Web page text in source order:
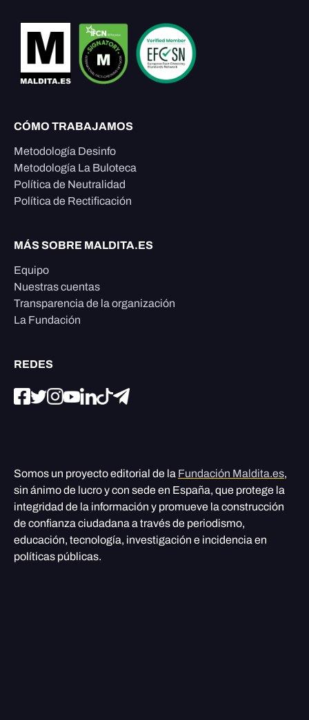
CÓMO TRABAJAMOS
Metodología Desinfo
Metodología La Buloteca
Política de Neutralidad
Política de Rectificación
MÁS SOBRE MALDITA.ES
Equipo
Nuestras cuentas
Transparencia de la organización
La Fundación
REDES
Somos un proyecto editorial de la Fundación Maldita.es,
sin ánimo de lucro y con sede en España, que protege la
integridad de la información y promueve la construcción
de confianza ciudadana a través de periodismo,
educación, tecnología, investigación e incidencia en
políticas públicas.